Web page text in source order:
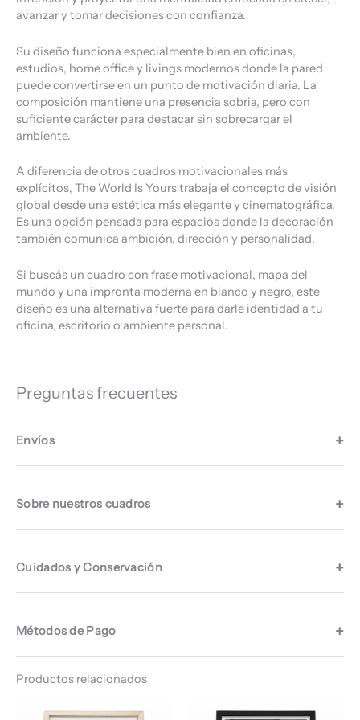
avanzar y tomar decisiones con confianza.
Su diseño funciona especialmente bien en oficinas,
estudios, home office y livings modernos donde la pared
puede convertirse en un punto de motivación diaria. La
composición mantiene una presencia sobria, pero con
suficiente carácter para destacar sin sobrecargar el
ambiente.
A diferencia de otros cuadros motivacionales más
explícitos, The World Is Yours trabaja el concepto de visión
global desde una estética más elegante y cinematográfica.
Es una opción pensada para espacios donde la decoración
también comunica ambición, dirección y personalidad.
Si buscás un cuadro con frase motivacional, mapa del
mundo y una impronta moderna en blanco y negro, este
diseño es una alternativa fuerte para darle identidad a tu
oficina, escritorio o ambiente personal.
Preguntas frecuentes
Envíos
Sobre nuestros cuadros
Cuidados y Conservación
Métodos de Pago
Productos relacionados
de
de